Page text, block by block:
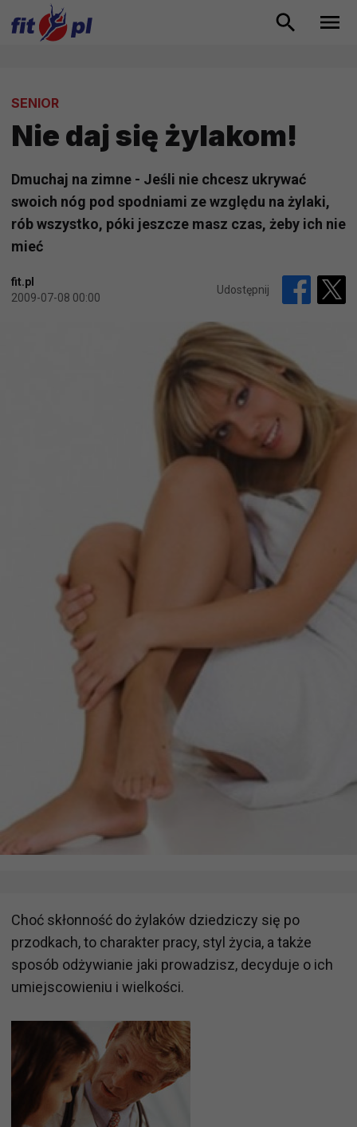
SENIOR
Nie daj się żylakom!
Dmuchaj na zimne - Jeśli nie chcesz ukrywać
swoich nóg pod spodniami ze względu na żylaki,
rób wszystko, póki jeszcze masz czas, żeby ich nie
mieć
fit.pl
2009-07-08 00:00
Udostępnij
Choć skłonność do żylaków dziedziczy się po
przodkach, to charakter pracy, styl życia, a także
sposób odżywianie jaki prowadzisz, decyduje o ich
umiejscowieniu i wielkości.